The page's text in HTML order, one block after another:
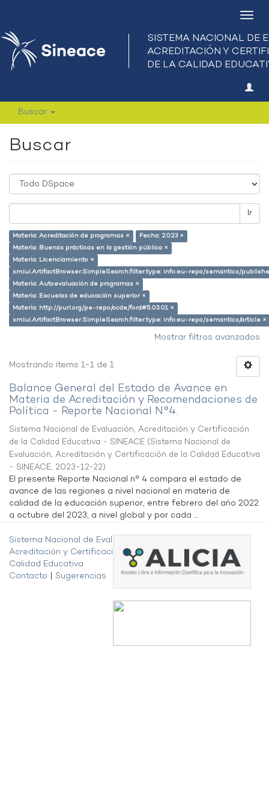
Buscar
Buscar
Ir
Materia: Acreditación de programas ×
Fecha: 2023 ×
Materia: Buenas prácticas en la gestión pública ×
Materia: Licenciamiento ×
xmlui.ArtifactBrowser.SimpleSearch.filter.type: info:eu-repo/semantics/
Materia: Autoevaluación de programas ×
Materia: Escuelas de educación superior ×
Materia: http://purl.org/pe-repo/ocde/ford#5.03.01 ×
xmlui.ArtifactBrowser.SimpleSearch.filter.type: info:eu-repo/semantics/article ×
Mostrar filtros avanzados
Mostrando ítems 1-1 de 1
Balance General del Estado de Avance en
Materia de Acreditación y Recomendaciones de
Política - Reporte Nacional N°4.
Sistema Nacional de Evaluación, Acreditación y Certificación
de la Calidad Educativa - SINEACE (Sistema Nacional de
Evaluación, Acreditación y Certificación de la Calidad Educativa
- SINEACE, 2023-12-22)
El presente Reporte Nacional n° 4 compara el estado de
avance de las regiones a nivel nacional en materia de
calidad de la educación superior, entre febrero del año 2022
a octubre del 2023, a nivel global y por cada ...
Sistema Nacional de Evaluación,
Acreditación y Certificación de la
Calidad Educativa
Contacto
Sugerencias